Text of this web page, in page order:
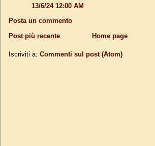
13/6/24 12:00 AM
Posta un commento
Post più recente
Home page
Iscriviti a: Commenti sul post (Atom)